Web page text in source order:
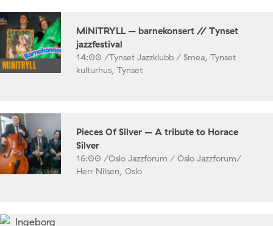
MiNiTRYLL – barnekonsert // Tynset
jazzfestival
14:00 /Tynset Jazzklubb / Smea, Tynset
kulturhus, Tynset
Pieces Of Silver – A tribute to Horace
Silver
16:00 /Oslo Jazzforum / Oslo Jazzforum/
Herr Nilsen, Oslo